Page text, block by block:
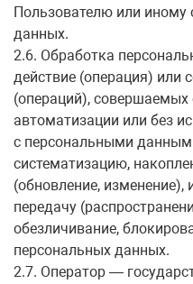
Пользователю или иному
данных.
2.6. Обработка
действие (операция) или
(операций), совершаемых
автоматизации или без
с персональными
систематизацию,
(обновление, изменение),
передачу
обезличивание,
персональных данных.
2.7. Оператор —